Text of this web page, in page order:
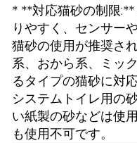
* **対応猫砂の制限
りやすく、センサー
猫砂の使用が推奨さ
系、おから系、ミッ
るタイプの猫砂に対
システムトイレ用の
い紙製の砂などは使
も使用不可です。